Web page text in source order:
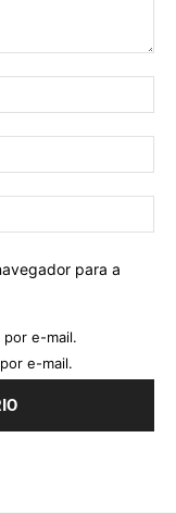
para a
e-mail.
e-mail.